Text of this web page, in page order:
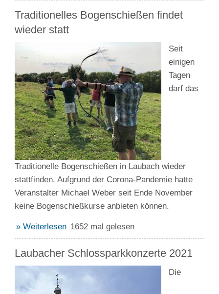
Traditionelles Bogenschießen findet
wieder statt
Seit
einigen
Tagen
darf das
Traditionelle Bogenschießen in Laubach wieder
stattfinden. Aufgrund der Corona-Pandemie hatte
Veranstalter Michael Weber seit Ende November
keine Bogenschießkurse anbieten können.
» Weiterlesen 1652 mal gelesen
Laubacher Schlossparkkonzerte 2021
Die